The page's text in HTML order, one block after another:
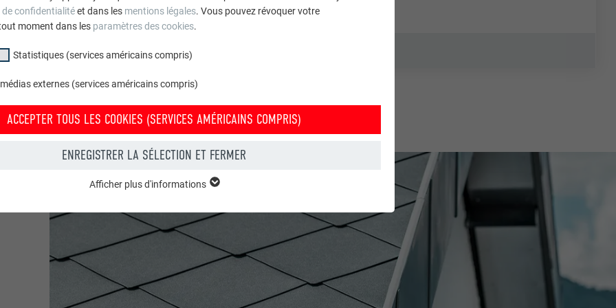
publics & autres installations
confidentialitéet dans les mentions légales. Vous pouvez révoquer votre
moment dans les paramètres des cookies.
Statistiques (services américains compris)
externes (services américains compris)
ACCEPTER TOUS LES COOKIES (SERVICES AMÉRICAINS COMPRIS)
ENREGISTRER LA SÉLECTION ET FERMER
le site Internet fonctionne correctement.
PHPSESSID
Afficher les informations relatives aux cookies
AMÉRICAINS COMPRIS)
(services américains compris) » nous aident à comprendre comment le site
Afficher plus d'informations